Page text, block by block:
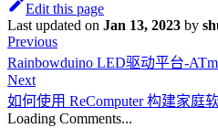
Edit this page
Last updated on Jan 13, 2023 by
Previous
Rainbowduino LED驱动平台-
Next
如何使用 ReComputer 构建家庭
Loading Comments...